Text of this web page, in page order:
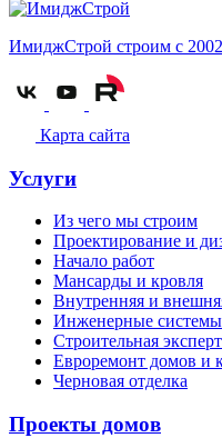
ИмиджСтрой строим с
Карта сайта
Услуги
Из чего мы строим
Проектирование и
Начало работ
Мансарды и кровля
Внутренняя и
Инженерные системы
Строительная
Евроремонт домов и
Черновая отделка
Проекты домов